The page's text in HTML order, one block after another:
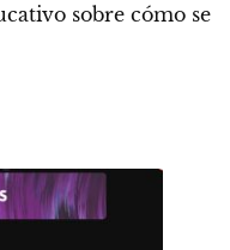
sobre cómo se